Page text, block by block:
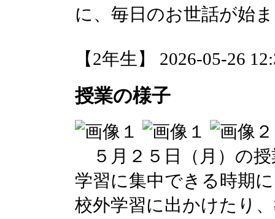
に、毎日のお世話が始
【2年生】 2026-05-26
授業の様子
５月２５日（月）の
学習に集中できる時期
校外学習に出かけたり